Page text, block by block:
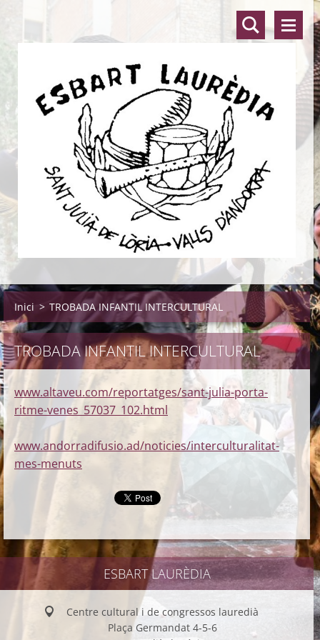
Inici > TROBADA INFANTIL INTERCULTURAL
TROBADA INFANTIL INTERCULTURAL
www.altaveu.com/reportatges/sant-julia-porta-
ritme-venes_57037_102.html
www.andorradifusio.ad/noticies/interculturalitat-
mes-menuts
ESBART LAURÈDIA
Centre cultural i de congressos lauredià
Plaça Germandat 4-5-6